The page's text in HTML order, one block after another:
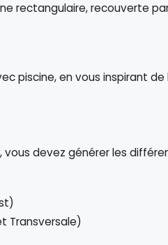
rectangulaire, recouverte
piscine, en vous inspirant
vous devez générer les
Transversale)